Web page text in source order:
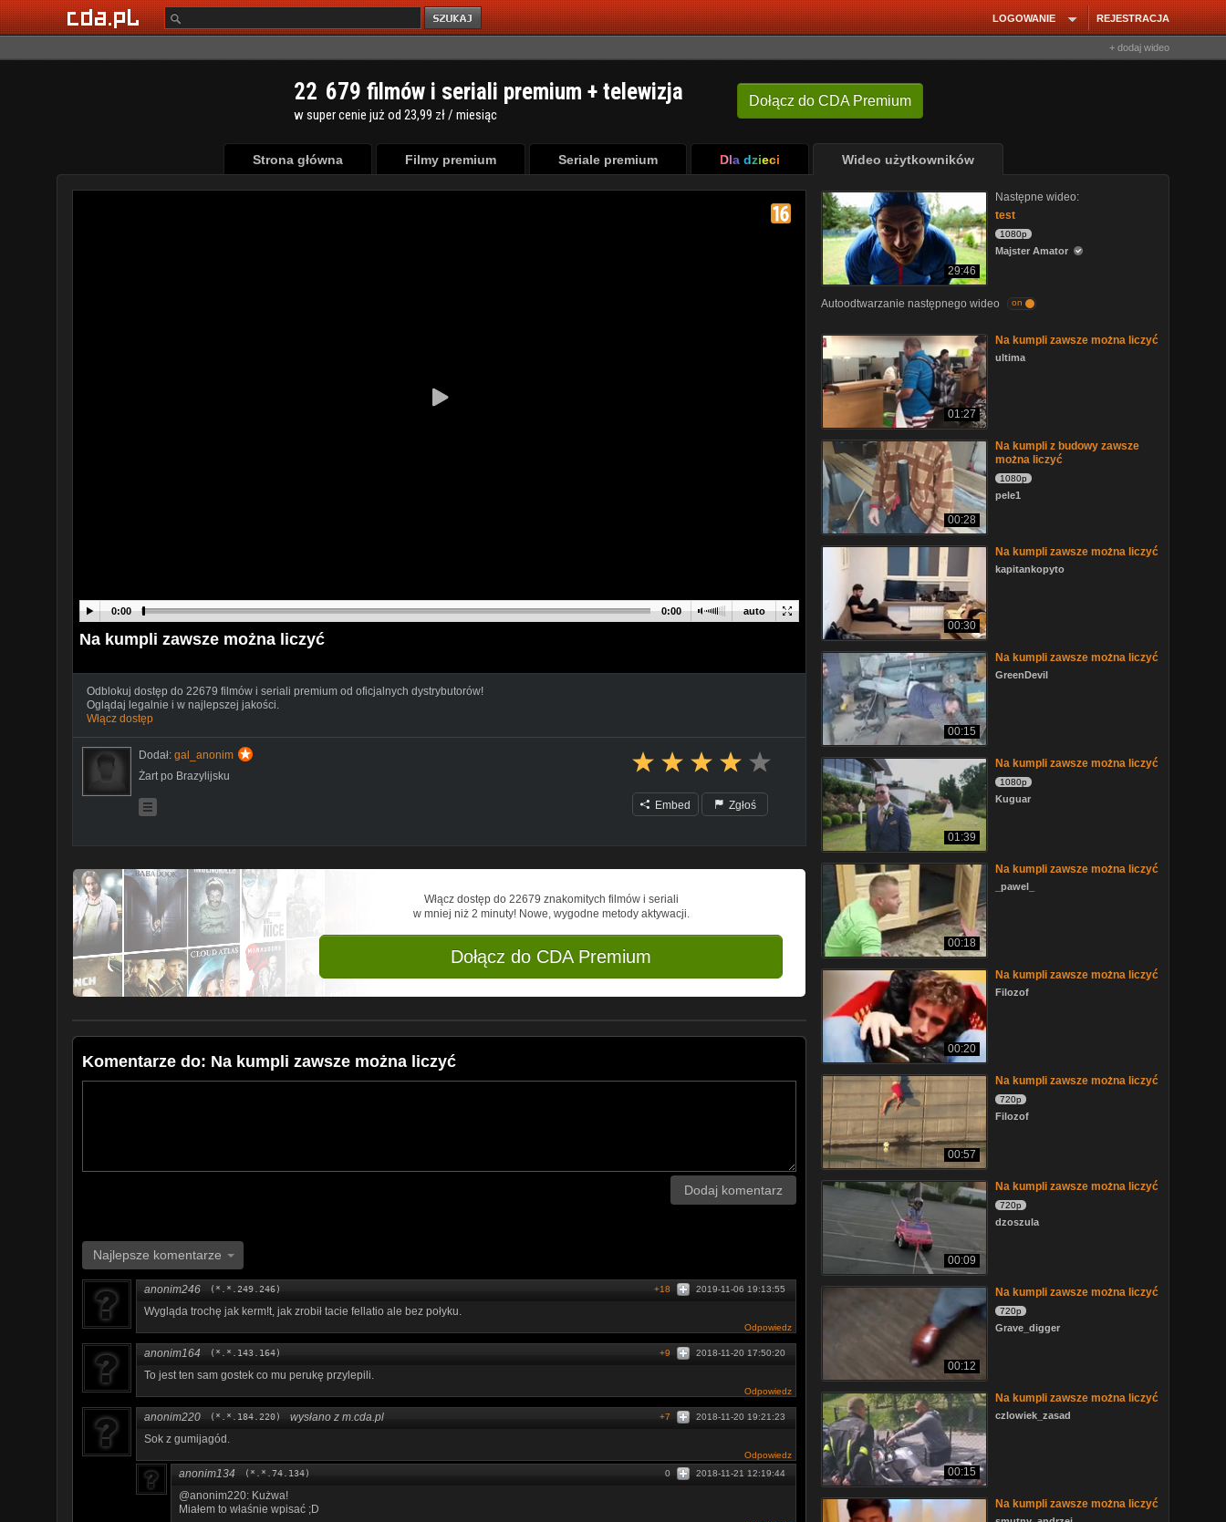
REJESTRACJA
LOGOWANIE
+ dodaj wideo
Dołącz do CDA Premium
22 679 filmów i seriali premium + telewizja
w super cenie już od 23,99 zł / miesiąc
Strona główna Filmy premium Seriale premium Dla dzieci Wideo użytkowników
auto
0:00 0:00
Na kumpli zawsze można liczyć
Odblokuj dostęp do 22679 filmów i seriali premium od oficjalnych dystrybutorów!
Oglądaj legalnie i w najlepszej jakości.
Włącz dostęp
Dodał: gal_anonim
Żart po Brazylijsku
Embed Zgłoś
Włącz dostęp do 22679 znakomitych filmów i seriali
w mniej niż 2 minuty! Nowe, wygodne metody aktywacji.
Dołącz do CDA Premium
Komentarze do: Na kumpli zawsze można liczyć
Dodaj komentarz
Najlepsze komentarze
anonim246 (*.*.249.246) 2019-11-06 19:13:55
+18
Wygląda trochę jak kerm!t, jak zrobił tacie fellatio ale bez połyku.
Odpowiedz
anonim164 (*.*.143.164) 2018-11-20 17:50:20
+9
To jest ten sam gostek co mu perukę przylepili.
Odpowiedz
anonim220 (*.*.184.220) wysłano z m.cda.pl 2018-11-20 19:21:23
+7
Sok z gumijagód.
Odpowiedz
anonim134 (*.*.74.134) 2018-11-21 12:19:44
0
@anonim220: Kużwa!
Miałem to właśnie wpisać ;D
29:46
Następne wideo:
test
1080p
Majster Amator
Autoodtwarzanie następnego wideo on
01:27
Na kumpli zawsze można liczyć
ultima
00:28
Na kumpli z budowy zawsze
można liczyć
1080p
pele1
00:30
Na kumpli zawsze można liczyć
kapitankopyto
00:15
Na kumpli zawsze można liczyć
GreenDevil
01:39
Na kumpli zawsze można liczyć
1080p
Kuguar
00:18
Na kumpli zawsze można liczyć
_pawel_
00:20
Na kumpli zawsze można liczyć
Filozof
00:57
Na kumpli zawsze można liczyć
720p
Filozof
00:09
Na kumpli zawsze można liczyć
720p
dzoszula
00:12
Na kumpli zawsze można liczyć
720p
Grave_digger
00:15
Na kumpli zawsze można liczyć
czlowiek_zasad
Na kumpli zawsze można liczyć